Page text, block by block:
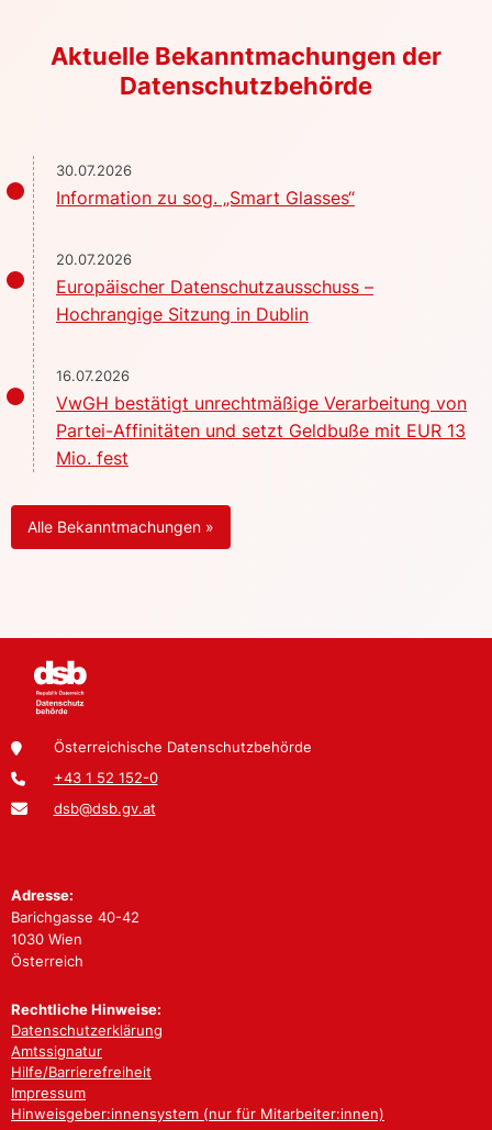
Aktuelle Bekanntmachungen der
Datenschutzbehörde
30.07.2026
Information zu sog. „Smart Glasses“
20.07.2026
Europäischer Datenschutzausschuss –
Hochrangige Sitzung in Dublin
16.07.2026
VwGH bestätigt unrechtmäßige Verarbeitung von
Partei-Affinitäten und setzt Geldbuße mit EUR 13
Mio. fest
Alle Bekanntmachungen »
Österreichische Datenschutzbehörde
+43 1 52 152-0
dsb@dsb.gv.at
Adresse:
Barichgasse 40-42
1030 Wien
Österreich
Rechtliche Hinweise:
Datenschutzerklärung
Amtssignatur
Hilfe/Barrierefreiheit
Impressum
Hinweisgeber:innensystem (nur für Mitarbeiter:innen)